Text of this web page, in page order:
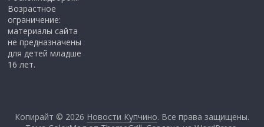
Возрастное
ограничение:
материалы сайта
не предназначены
для детей младше
16 лет.
Копирайт © 2026 Новости Купчино. Все права защищены.